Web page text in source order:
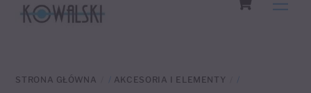
STRONA GŁÓWNA / AKCESORIA I ELEMENTY /